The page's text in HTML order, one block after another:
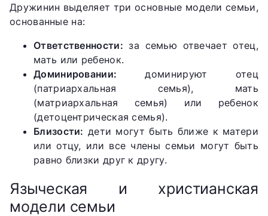
Дружинин выделяет три основные модели семьи,
основанные на:
Ответственности: за семью отвечает отец,
мать или ребенок.
Доминировании: доминируют отец
(патриархальная семья), мать
(матриархальная семья) или ребенок
(детоцентрическая семья).
Близости: дети могут быть ближе к матери
или отцу, или все члены семьи могут быть
равно близки друг к другу.
Языческая и христианская
модели семьи